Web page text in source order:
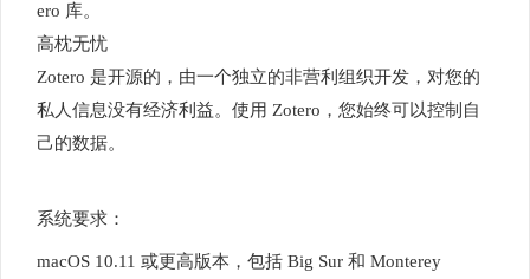
ero 库。
高枕无忧
Zotero 是开源的，由一个独立的非营利组织开发，对您的
私人信息没有经济利益。使用 Zotero，您始终可以控制自
己的数据。
系统要求：
macOS 10.11 或更高版本，包括 Big Sur 和 Monterey